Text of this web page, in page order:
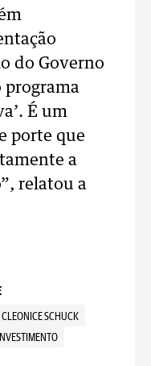
do Governo
programa
É um
porte que
a
relatou a
CLEONICE SCHUCK
INVESTIMENTO